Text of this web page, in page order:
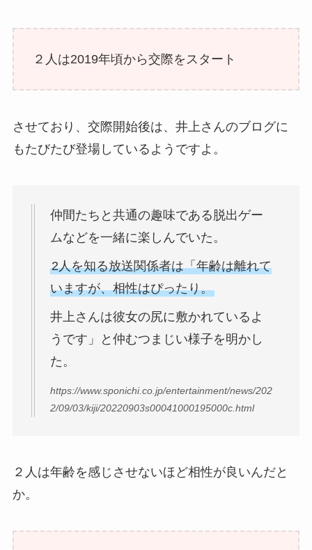
２人は2019年頃から交際をスタート
させており、交際開始後は、井上さんのブログに
もたびたび登場しているようですよ。
仲間たちと共通の趣味である脱出ゲー
ムなどを一緒に楽しんでいた。
2人を知る放送関係者は「年齢は離れて
いますが、相性はぴったり。
井上さんは彼女の尻に敷かれているよ
うです」と仲むつまじい様子を明かし
た。
https://www.sponichi.co.jp/entertainment/news/202
2/09/03/kiji/20220903s00041000195000c.html
２人は年齢を感じさせないほど相性が良いんだと
か。